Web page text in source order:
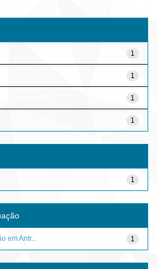
1
1
1
1
1
1
em Antr...